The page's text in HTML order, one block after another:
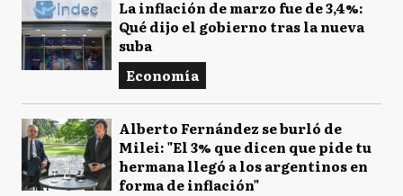
La inflación de marzo fue de 3,4%:
Qué dijo el gobierno tras la nueva
suba
Economía
Alberto Fernández se burló de
Milei: "El 3% que dicen que pide tu
hermana llegó a los argentinos en
forma de inflación"